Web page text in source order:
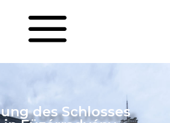
a
des Schlosses